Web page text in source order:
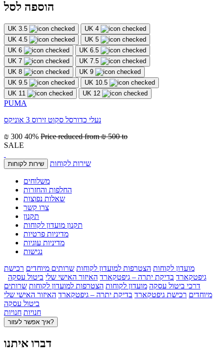
הוספה לסל
UK 3.5
UK 4
UK 4.5
UK 5
UK 6
UK 6.5
UK 7
UK 7.5
UK 8
UK 9
UK 9.5
UK 10.5
UK 11
UK 12
PUMA
נעלי כדורסל סקוט זירוס 3 אוניקס
₪ 300 40% Price reduced from₪ 500 to
SALE
שירות לקוחות שירות לקוחות
משלוחים
החלפות והחזרות
שאלות נפוצות
צרו קשר
תקנון
תקנון מועדון לקוחות
מדיניות פרטיות
מדיניות עוגיות
נגישות
מועדון לקוחות הצטרפות למועדון לקוחות שרותים מיוחדים רכישת
גיפטקארד בדיקת יתרה – גיפטקארד האיזור האישי שלי ביטול עסקה
דרכי ביטול עסקה מועדון לקוחות הצטרפות למועדון לקוחות שרותים
מיוחדים רכישת גיפטקארד בדיקת יתרה – גיפטקארד האיזור האישי שלי
ביטול עסקה
חנויות חנויות
איך אפשר לעזור?
דברו איתנו